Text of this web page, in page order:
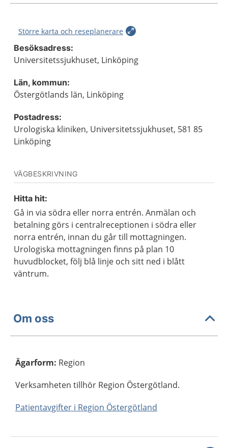
Större karta och reseplanerare
Besöksadress:
Universitetssjukhuset, Linköping
Län, kommun:
Östergötlands län, Linköping
Postadress:
Urologiska kliniken, Universitetssjukhuset, 581 85
Linköping
VÄGBESKRIVNING
Hitta hit:
Gå in via södra eller norra entrén. Anmälan och
betalning görs i centralreceptionen i södra eller
norra entrén, innan du går till mottagningen.
Urologiska mottagningen finns på plan 10
huvudblocket, följ blå linje och sitt ned i blått
väntrum.
Om oss
Ägarform: Region
Verksamheten tillhör Region Östergötland.
Patientavgifter i Region Östergötland